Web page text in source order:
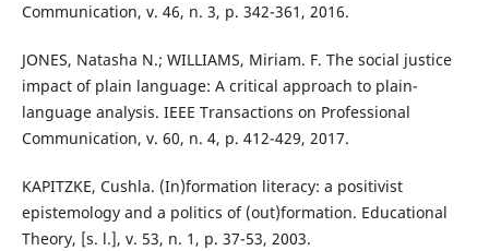
Communication, v. 46, n. 3, p. 342-361, 2016.
JONES, Natasha N.; WILLIAMS, Miriam. F. The social justice
impact of plain language: A critical approach to plain-
language analysis. IEEE Transactions on Professional
Communication, v. 60, n. 4, p. 412-429, 2017.
KAPITZKE, Cushla. (In)formation literacy: a positivist
epistemology and a politics of (out)formation. Educational
Theory, [s. l.], v. 53, n. 1, p. 37-53, 2003.